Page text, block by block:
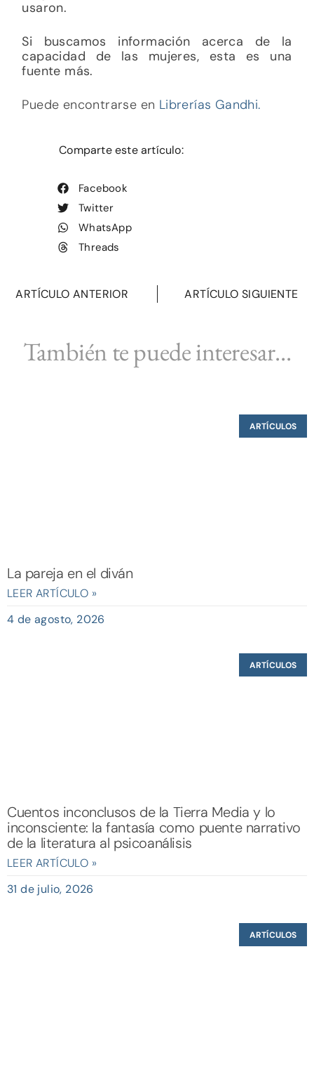
usaron.
Si buscamos información acerca de la
capacidad de las mujeres, esta es una
fuente más.
Puede encontrarse en Librerías Gandhi.
Comparte este artículo:
Facebook
Twitter
WhatsApp
Threads
ARTÍCULO ANTERIOR ARTÍCULO SIGUIENTE
También te puede interesar...
ARTÍCULOS
La pareja en el diván
LEER ARTÍCULO »
4 de agosto, 2026
ARTÍCULOS
Cuentos inconclusos de la Tierra Media y lo
inconsciente: la fantasía como puente narrativo
de la literatura al psicoanálisis
LEER ARTÍCULO »
31 de julio, 2026
ARTÍCULOS